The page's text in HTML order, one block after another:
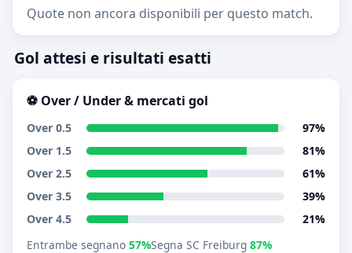
Quote non ancora disponibili per questo match.
Gol attesi e risultati esatti
⚽ Over / Under & mercati gol
Over 0.5
97%
Over 1.5
81%
Over 2.5
61%
Over 3.5
39%
Over 4.5
21%
Entrambe segnano 57%Segna SC Freiburg 87%